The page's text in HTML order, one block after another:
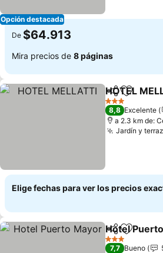
Opción destacada
De $64.913
Mira precios de 8 páginas
Compartir
Agregar
HOTEL
3 Estrellas
8,8 Excelente
a 2.3 km de:
Jardín y
Elige fechas para ver los precios
Compartir
Agregar
Hotel
3 Estrellas
7,7 Bueno